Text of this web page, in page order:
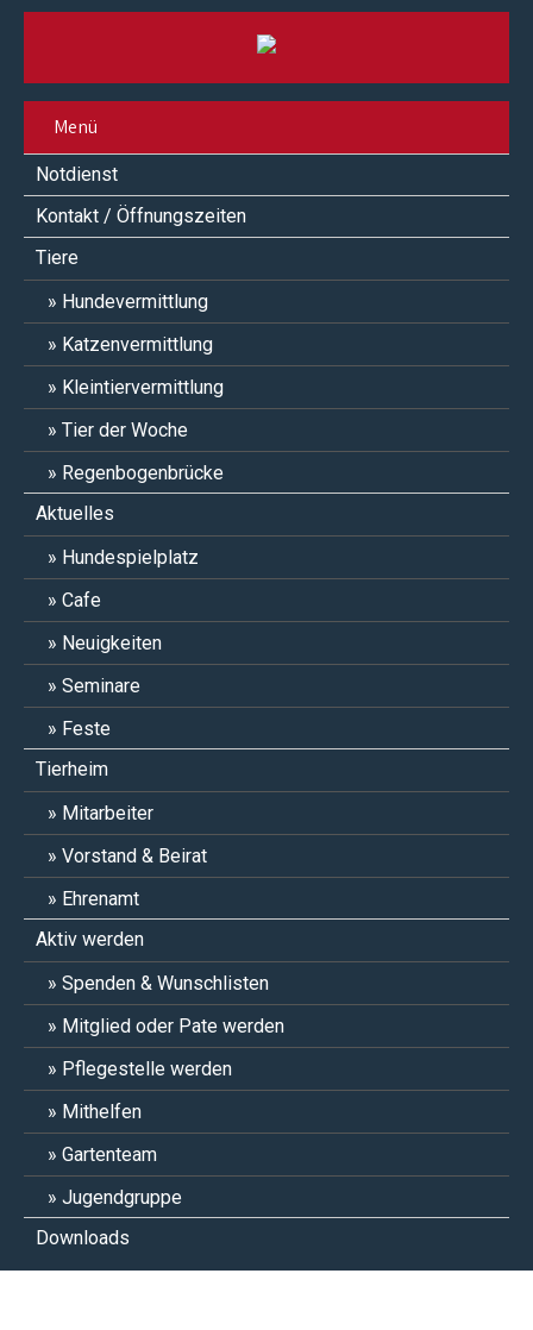
Menü
Notdienst
Kontakt / Öffnungszeiten
Tiere
Hundevermittlung
Katzenvermittlung
Kleintiervermittlung
Tier der Woche
Regenbogenbrücke
Aktuelles
Hundespielplatz
Cafe
Neuigkeiten
Seminare
Feste
Tierheim
Mitarbeiter
Vorstand & Beirat
Ehrenamt
Aktiv werden
Spenden & Wunschlisten
Mitglied oder Pate werden
Pflegestelle werden
Mithelfen
Gartenteam
Jugendgruppe
Downloads